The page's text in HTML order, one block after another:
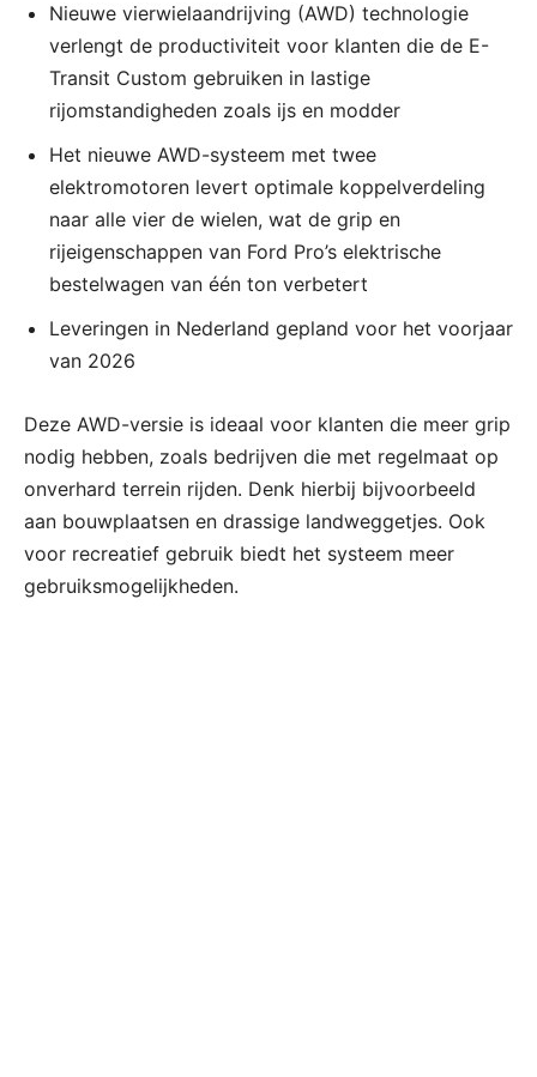
Nieuwe vierwielaandrijving (AWD) technologie
verlengt de productiviteit voor klanten die de E-
Transit Custom gebruiken in lastige
rijomstandigheden zoals ijs en modder
Het nieuwe AWD-systeem met twee
elektromotoren levert optimale koppelverdeling
naar alle vier de wielen, wat de grip en
rijeigenschappen van Ford Pro’s elektrische
bestelwagen van één ton verbetert
Leveringen in Nederland gepland voor het voorjaar
van 2026
Deze AWD-versie is ideaal voor klanten die meer grip
nodig hebben, zoals bedrijven die met regelmaat op
onverhard terrein rijden. Denk hierbij bijvoorbeeld
aan bouwplaatsen en drassige landweggetjes. Ook
voor recreatief gebruik biedt het systeem meer
gebruiksmogelijkheden.